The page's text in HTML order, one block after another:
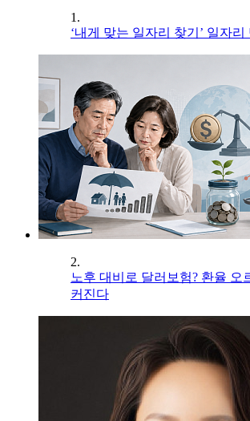
1.
‘내게 맞는 일자리 찾기’ 일자리
2.
노후 대비로 달러보험? 환율 오
커진다